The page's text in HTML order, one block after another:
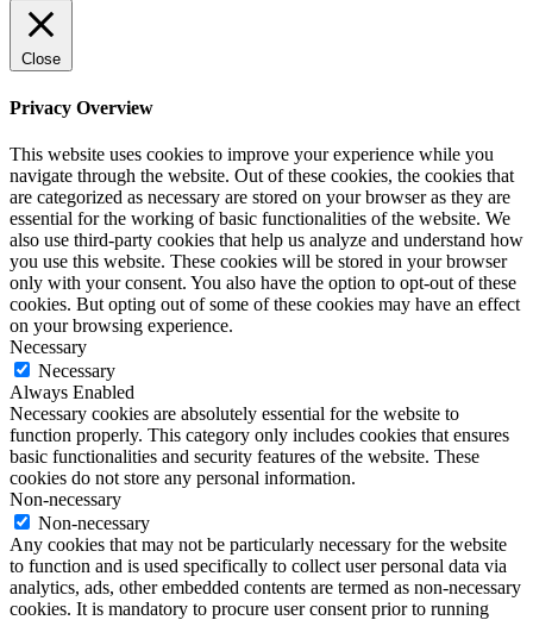
Close
Privacy Overview
This website uses cookies to improve your experience while you
navigate through the website. Out of these cookies, the cookies that
are categorized as necessary are stored on your browser as they are
essential for the working of basic functionalities of the website. We
also use third-party cookies that help us analyze and understand how
you use this website. These cookies will be stored in your browser
only with your consent. You also have the option to opt-out of these
cookies. But opting out of some of these cookies may have an effect
on your browsing experience.
Necessary
Necessary
Always Enabled
Necessary cookies are absolutely essential for the website to
function properly. This category only includes cookies that ensures
basic functionalities and security features of the website. These
cookies do not store any personal information.
Non-necessary
Non-necessary
Any cookies that may not be particularly necessary for the website
to function and is used specifically to collect user personal data via
analytics, ads, other embedded contents are termed as non-necessary
cookies. It is mandatory to procure user consent prior to running